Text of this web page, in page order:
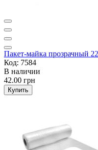
Пакет-майка прозрачный
Код: 7584
В наличии
42.00 грн
Купить